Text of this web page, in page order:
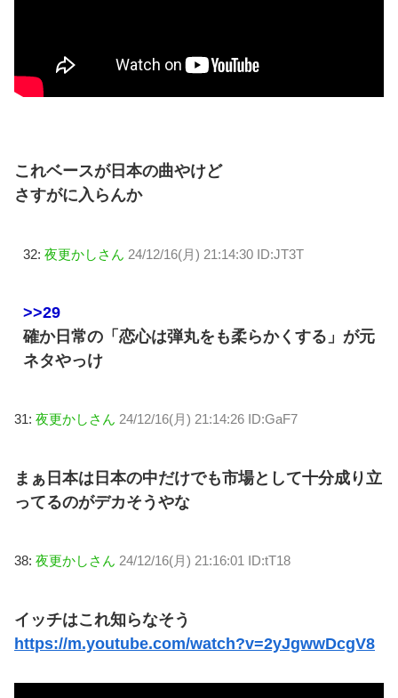
これベースが日本の曲やけど
さすがに入らんか
32: 夜更かしさん 24/12/16(月) 21:14:30 ID:JT3T
>>29
確か日常の「恋心は弾丸をも柔らかくする」が元
ネタやっけ
31: 夜更かしさん 24/12/16(月) 21:14:26 ID:GaF7
まぁ日本は日本の中だけでも市場として十分成り立
ってるのがデカそうやな
38: 夜更かしさん 24/12/16(月) 21:16:01 ID:tT18
イッチはこれ知らなそう
https://m.youtube.com/watch?v=2yJgwwDcgV8